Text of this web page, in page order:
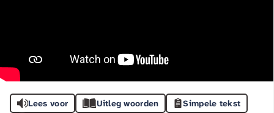
Lees voor Uitleg woorden Simpele tekst